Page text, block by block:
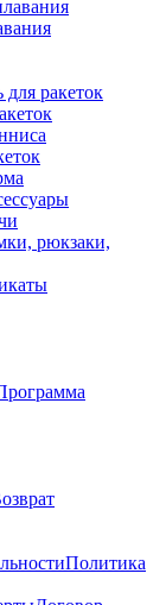
для ракеток
рюкзаки,
Политика